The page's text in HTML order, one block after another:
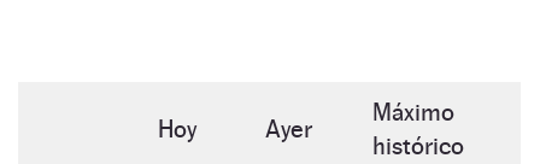
Hoy Ayer
Máximo
histórico